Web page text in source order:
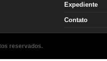
Expediente
Contato
reservados.